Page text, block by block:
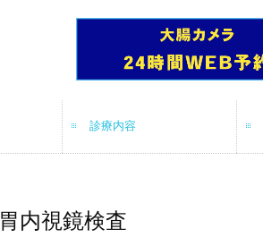
診療内容
胃内視鏡検査